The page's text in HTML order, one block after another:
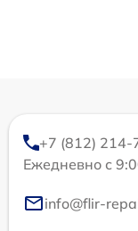
+7 (812) 214-
Ежедневно с
info@flir-